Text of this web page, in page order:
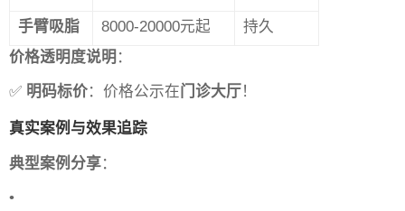
手臂吸脂
8000-20000元起
持久
价格透明度说明 ：
✅ 明码标价：价格公示在门诊大厅！
真实案例与效果追踪
典型案例分享：
•